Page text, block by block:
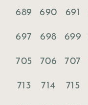
689 690 691
697 698 699
705 706 707
713 714 715